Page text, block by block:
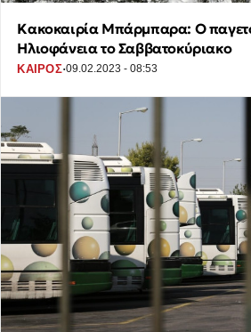
Κακοκαιρία Μπάρμπαρα: O
Ηλιοφάνεια το Σαββατοκύριακο
ΚΑΙΡΟΣ·09.02.2023 - 08:53